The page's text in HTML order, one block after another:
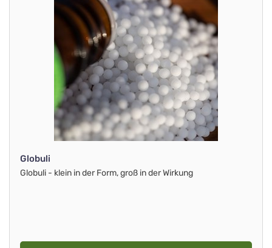
Globuli
Globuli - klein in der Form, groß in der Wirkung